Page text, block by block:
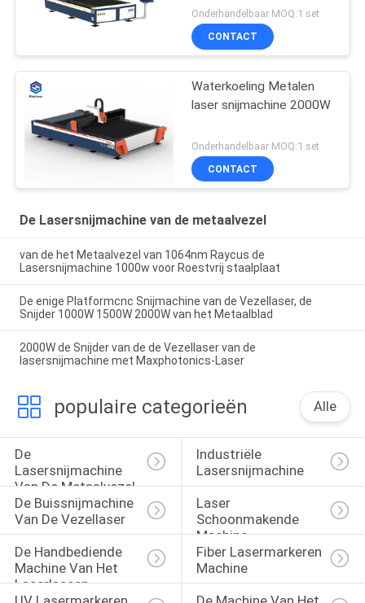
Aluminiumlegering
Onderhandelbaar MOQ:1 set
CONTACT
Waterkoeling Metalen
laser snijmachine 2000W
Onderhandelbaar MOQ:1 set
CONTACT
De Lasersnijmachine van de metaalvezel
van de het Metaalvezel van 1064nm Raycus de
Lasersnijmachine 1000w voor Roestvrij staalplaat
De enige Platformcnc Snijmachine van de Vezellaser, de
Snijder 1000W 1500W 2000W van het Metaalblad
2000W de Snijder van de de Vezellaser van de
lasersnijmachine met Maxphotonics-Laser
populaire categorieën Alle
De
Lasersnijmachine
Van De Metaalvezel
Industriële
Lasersnijmachine
De Buissnijmachine
Van De Vezellaser
Laser
Schoonmakende
Machine
De Handbediende
Machine Van Het
Laserlassen
Fiber Lasermarkeren
Machine